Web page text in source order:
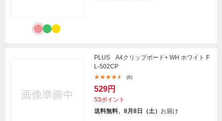
PLUS A4クリップボード+ WH ホワイト F
L-502CP
(8)
529円
53ポイント
送料無料、8月8日（土） お届け